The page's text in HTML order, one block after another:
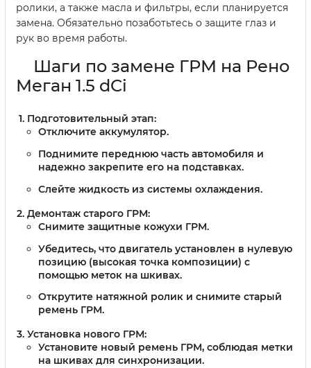
ролики, а также масла и фильтры, если планируется
замена. Обязательно позаботьтесь о защите глаз и
рук во время работы.
Шаги по замене ГРМ на Рено
Меган 1.5 dCi
Подготовительный этап:
Отключите аккумулятор.
Поднимите переднюю часть автомобиля и
надежно закрепите его на подставках.
Слейте жидкость из системы охлаждения.
Демонтаж старого ГРМ:
Снимите защитные кожухи ГРМ.
Убедитесь, что двигатель установлен в нулевую
позицию (высокая точка композиции) с
помощью меток на шкивах.
Открутите натяжной ролик и снимите старый
ремень ГРМ.
Установка нового ГРМ:
Установите новый ремень ГРМ, соблюдая метки
на шкивах для синхронизации.